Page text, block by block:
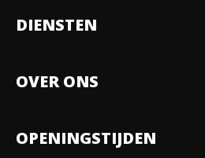
DIENSTEN
OVER ONS
Organisatie
OPENINGSTIJDEN